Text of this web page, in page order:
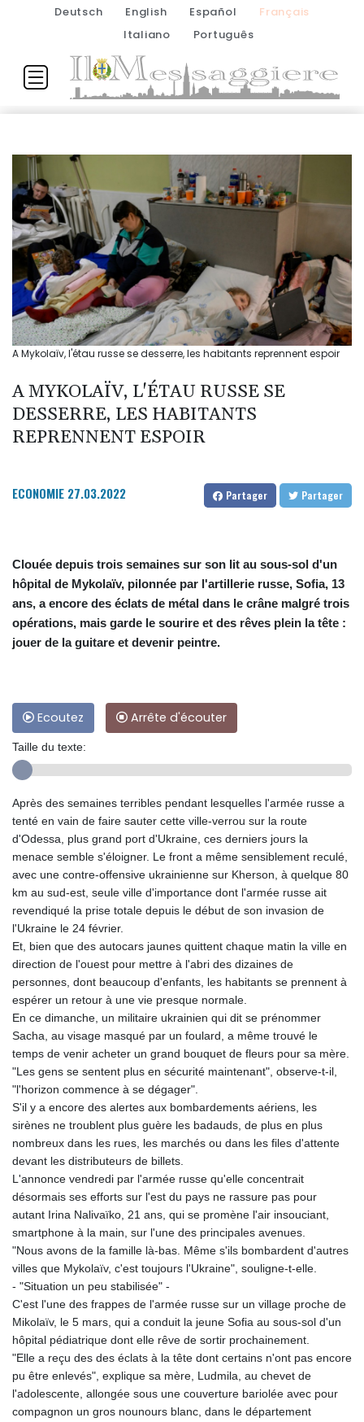
Deutsch English Español
Français
Italiano
Português
A Mykolaïv, l'étau russe se desserre, les habitants reprennent espoir
A MYKOLAÏV, L'ÉTAU RUSSE SE
DESSERRE, LES HABITANTS
REPRENNENT ESPOIR
ECONOMIE 27.03.2022 Partager Partager
Clouée depuis trois semaines sur son lit au sous-sol d'un
hôpital de Mykolaïv, pilonnée par l'artillerie russe, Sofia, 13
ans, a encore des éclats de métal dans le crâne malgré trois
opérations, mais garde le sourire et des rêves plein la tête :
jouer de la guitare et devenir peintre.
Ecoutez Arrête d'écouter
Taille du texte:
Après des semaines terribles pendant lesquelles l'armée russe a
tenté en vain de faire sauter cette ville-verrou sur la route
d'Odessa, plus grand port d'Ukraine, ces derniers jours la
menace semble s'éloigner. Le front a même sensiblement reculé,
avec une contre-offensive ukrainienne sur Kherson, à quelque 80
km au sud-est, seule ville d'importance dont l'armée russe ait
revendiqué la prise totale depuis le début de son invasion de
l'Ukraine le 24 février.
Et, bien que des autocars jaunes quittent chaque matin la ville en
direction de l'ouest pour mettre à l'abri des dizaines de
personnes, dont beaucoup d'enfants, les habitants se prennent à
espérer un retour à une vie presque normale.
En ce dimanche, un militaire ukrainien qui dit se prénommer
Sacha, au visage masqué par un foulard, a même trouvé le
temps de venir acheter un grand bouquet de fleurs pour sa mère.
"Les gens se sentent plus en sécurité maintenant", observe-t-il,
"l'horizon commence à se dégager".
S'il y a encore des alertes aux bombardements aériens, les
sirènes ne troublent plus guère les badauds, de plus en plus
nombreux dans les rues, les marchés ou dans les files d'attente
devant les distributeurs de billets.
L'annonce vendredi par l'armée russe qu'elle concentrait
désormais ses efforts sur l'est du pays ne rassure pas pour
autant Irina Nalivaïko, 21 ans, qui se promène l'air insouciant,
smartphone à la main, sur l'une des principales avenues.
"Nous avons de la famille là-bas. Même s'ils bombardent d'autres
villes que Mykolaïv, c'est toujours l'Ukraine", souligne-t-elle.
- "Situation un peu stabilisée" -
C'est l'une des frappes de l'armée russe sur un village proche de
Mikolaïv, le 5 mars, qui a conduit la jeune Sofia au sous-sol d'un
hôpital pédiatrique dont elle rêve de sortir prochainement.
"Elle a reçu des des éclats à la tête dont certains n'ont pas encore
pu être enlevés", explique sa mère, Ludmila, au chevet de
l'adolescente, allongée sous une couverture bariolée avec pour
compagnon un gros nounours blanc, dans le département